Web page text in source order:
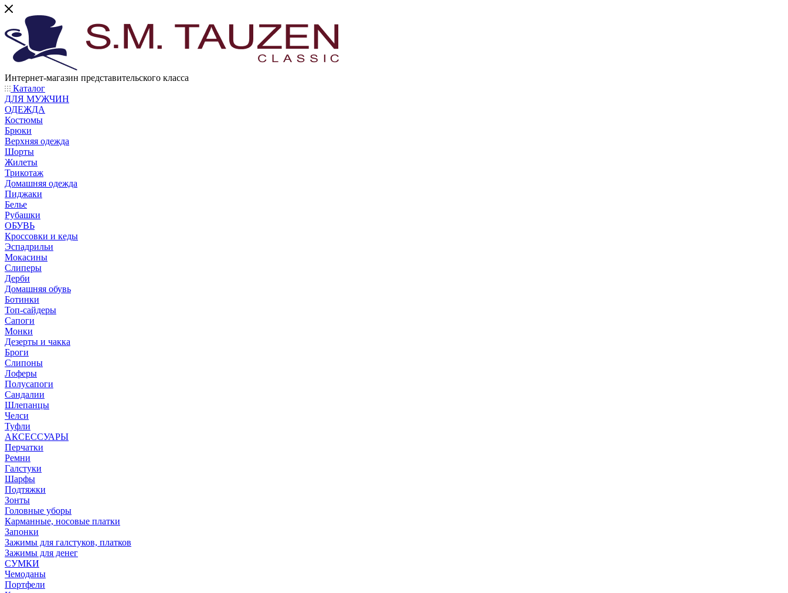
Интернет-магазин представительского класса
Каталог
ДЛЯ МУЖЧИН
ОДЕЖДА
Костюмы
Брюки
Верхняя одежда
Шорты
Жилеты
Трикотаж
Домашняя одежда
Пиджаки
Белье
Рубашки
ОБУВЬ
Кроссовки и кеды
Эспадрильи
Мокасины
Слиперы
Дерби
Домашняя обувь
Ботинки
Топ-сайдеры
Сапоги
Монки
Дезерты и чакка
Броги
Слипоны
Лоферы
Полусапоги
Сандалии
Шлепанцы
Челси
Туфли
АКСЕССУАРЫ
Перчатки
Ремни
Галстуки
Шарфы
Подтяжки
Зонты
Головные уборы
Карманные, носовые платки
Запонки
Зажимы для галстуков, платков
Зажимы для денег
СУМКИ
Чемоданы
Портфели